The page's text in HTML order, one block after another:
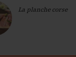
La planche corse